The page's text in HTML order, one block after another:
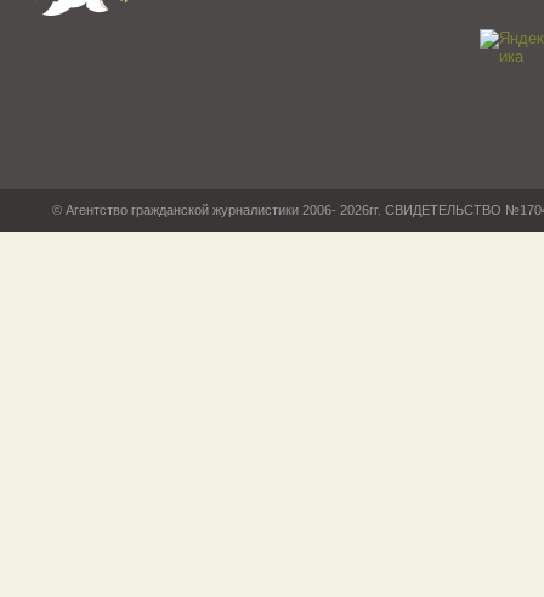
© Агентство гражданской журналистики 2006- 2026гг. СВИДЕТЕЛЬСТВО